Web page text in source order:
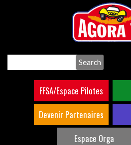
FFSA/Espace Pilotes
Devenir Partenaires
Espace Orga